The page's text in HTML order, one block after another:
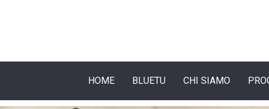
HOME BLUETU CHI SIAMO